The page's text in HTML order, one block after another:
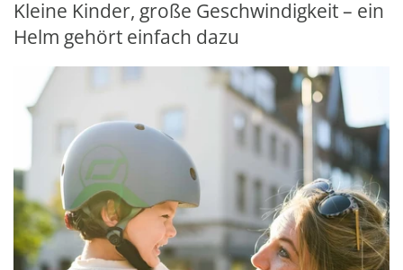
Kleine Kinder, große Geschwindigkeit – ein
Helm gehört einfach dazu